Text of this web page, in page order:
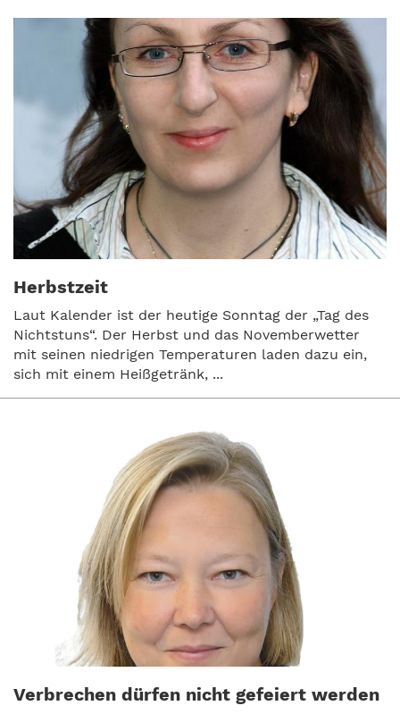
Herbstzeit
Laut Kalender ist der heutige Sonntag der „Tag des
Nichtstuns“. Der Herbst und das Novemberwetter
mit seinen niedrigen Temperaturen laden dazu ein,
sich mit einem Heißgetränk, ...
Verbrechen dürfen nicht gefeiert werden